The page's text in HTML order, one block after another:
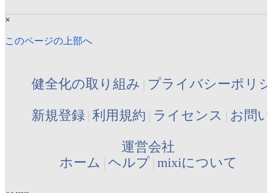
×
このページの上部へ
健全化の取り組み プライバシーポリ
新規登録 利用規約 ライセンス お問
運営会社
ホーム ヘルプ mixiについて